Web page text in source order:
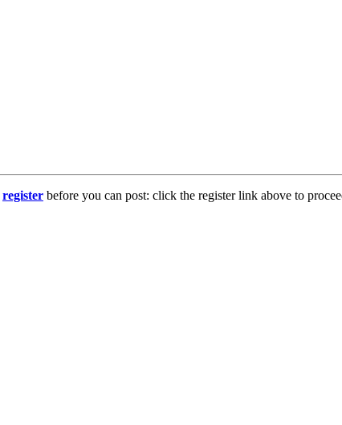
register before you can post: click the register link above to